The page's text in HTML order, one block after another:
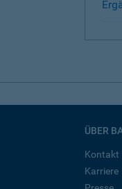
ÜBER
Kontakt
Karriere